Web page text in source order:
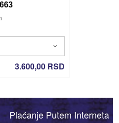
3.600,00 RSD
Plaćanje Putem Interneta